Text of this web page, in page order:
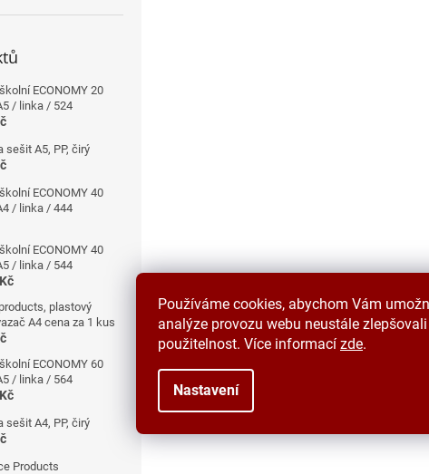
Používáme cookies, abychom Vám
analýze provozu webu neustále
použitelnost. Více informací zde.
Nastavení
ECONOMY 20
/ linka / 524
sešit A5, PP, čirý
ECONOMY 40
/ linka / 444
ECONOMY 40
/ linka / 544
plastový
A4 cena za 1 kus
ECONOMY 60
/ linka / 564
sešit A4, PP, čirý
Products